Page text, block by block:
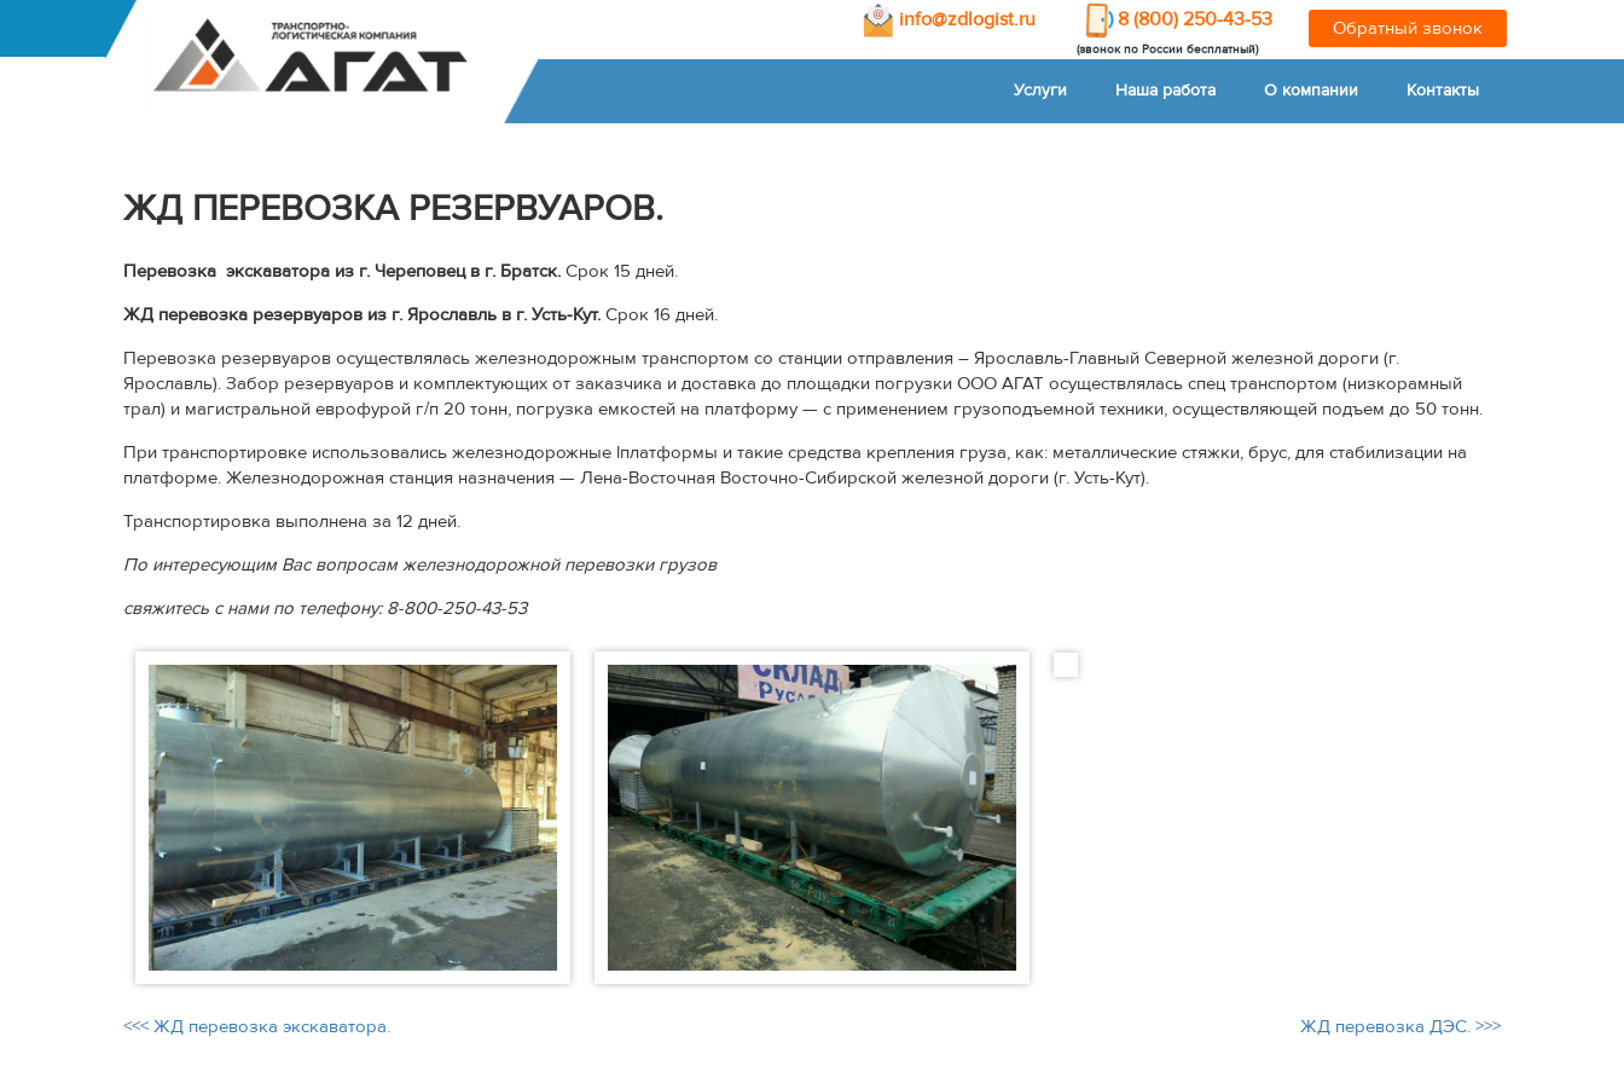
info@zdlogist.ru 8 (800) 250-43-53
(звонок по России бесплатный)
Обратный звонок
Услуги Наша работа О компании Контакты
Главная» ЖД перевозка резервуаров.
ЖД ПЕРЕВОЗКА РЕЗЕРВУАРОВ.
Перевозка экскаватора из г. Череповец в г. Братск. Срок 15 дней.
ЖД перевозка резервуаров из г. Ярославль в г. Усть-Кут. Срок 16 дней.
Перевозка резервуаров осуществлялась железнодорожным транспортом со станции отправления – Ярославль-Главный Северной железной дороги (г.
Ярославль). Забор резервуаров и комплектующих от заказчика и доставка до площадки погрузки ООО АГАТ осуществлялась спец транспортом (низкорамный
трал) и магистральной еврофурой г/п 20 тонн, погрузка емкостей на платформу — с применением грузоподъемной техники, осуществляющей подъем до 50 тонн.
При транспортировке использовались железнодорожные lплатформы и такие средства крепления груза, как: металлические стяжки, брус, для стабилизации на
платформе. Железнодорожная станция назначения — Лена-Восточная Восточно-Сибирской железной дороги (г. Усть-Кут).
Транспортировка выполнена за 12 дней.
По интересующим Вас вопросам железнодорожной перевозки грузов
свяжитесь с нами по телефону: 8-800-250-43-53
<<< ЖД перевозка экскаватора. ЖД перевозка ДЭС. >>>